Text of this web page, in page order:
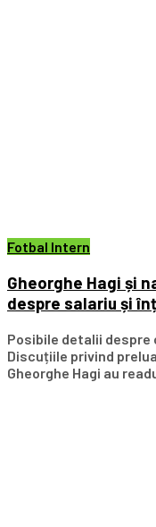
Fotbal Intern
Gheorghe Hagi și
despre salariu și
Posibile detalii despre
Discuțiile privind
Gheorghe Hagi au